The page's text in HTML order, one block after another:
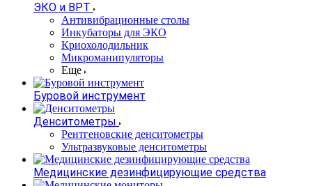
ЭКО и ВРТ
Антивибрационные столы
Инкубаторы для ЭКО
Криохолодильник
Микроманипуляторы
Еще
Буровой инструмент
Денситометры
Рентгеновские денситометры
Ультразвуковые денситометры
Медицинские дезинфицирующие средства